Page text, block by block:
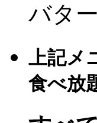
バタ
上記メ
食べ放